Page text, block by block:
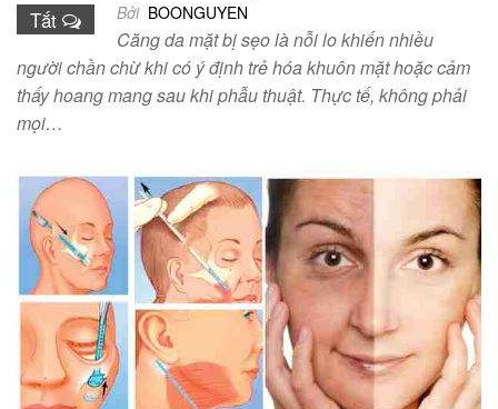
Tắt Bởi BOONGUYEN
Căng da mặt bị sẹo là nỗi lo khiến nhiều
người chần chừ khi có ý định trẻ hóa khuôn mặt hoặc cảm
thấy hoang mang sau khi phẫu thuật. Thực tế, không phải
mọi…